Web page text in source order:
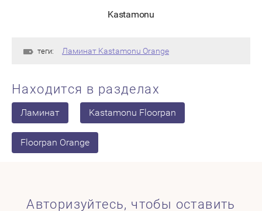
Kastamonu
теги: Ламинат Kastamonu Orange
Находится в разделах
Ламинат Kastamonu Floorpan
Floorpan Orange
Авторизуйтесь, чтобы оставить